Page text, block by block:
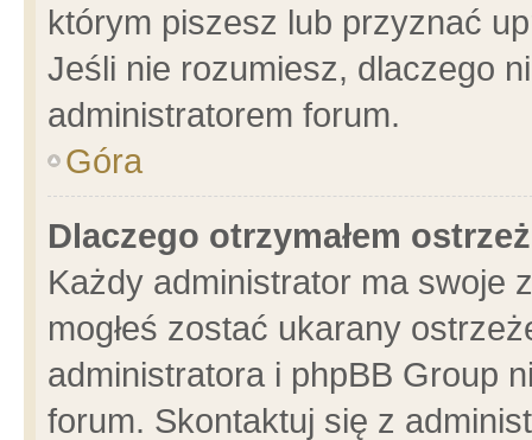
którym piszesz lub przyznać
Jeśli nie rozumiesz, dlaczego
administratorem forum.
Góra
Dlaczego otrzymałem
Każdy administrator ma swoje
mogłeś zostać ukarany
administratora i phpBB Group
forum. Skontaktuj się z